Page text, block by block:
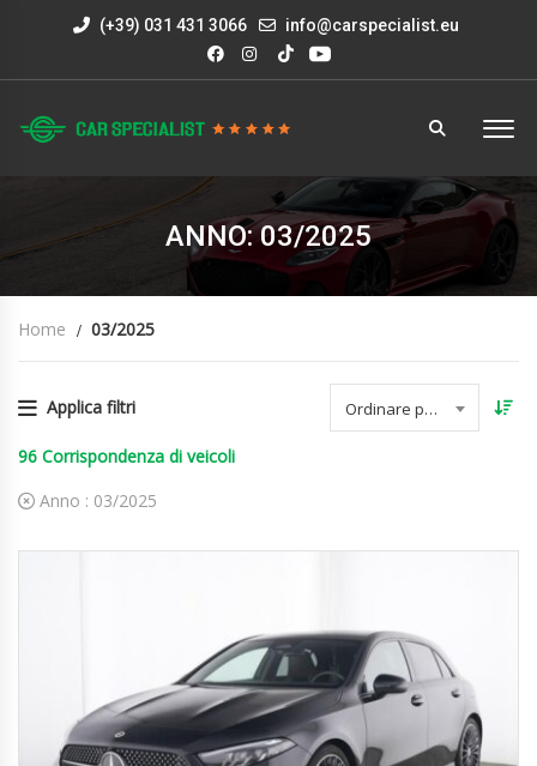
(+39) 031 431 3066 info@carspecialist.eu
ANNO: 03/2025
Home 03/2025
Applica filtri Ordinare per data
96 Corrispondenza di veicoli
Anno : 03/2025